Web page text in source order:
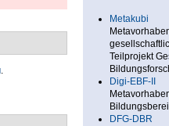
.
Metakubi
Teilprojekt
Digi-EBF-II
DFG-DBR